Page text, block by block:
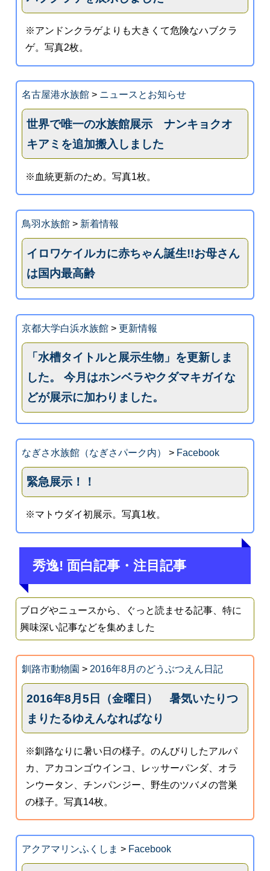
※アンドンクラゲよりも大きくて危険なハブクラ
ゲ。写真2枚。
名古屋港水族館> ニュースとお知らせ
世界で唯一の水族館展示 ナンキョクオ
キアミを追加搬入しました
※血統更新のため。写真1枚。
鳥羽水族館> 新着情報
イロワケイルカに赤ちゃん誕生!!お母さん
は国内最高齢
京都大学白浜水族館> 更新情報
「水槽タイトルと展示生物」を更新しま
した。 今月はホンベラやクダマキガイな
どが展示に加わりました。
なぎさ水族館（なぎさパーク内） > Facebook
緊急展示！！
※マトウダイ初展示。写真1枚。
秀逸! 面白記事・注目記事
ブログやニュースから、ぐっと読ませる記事、特に
興味深い記事などを集めました
釧路市動物園 > 2016年8月のどうぶつえん日記
2016年8月5日（金曜日） 暑気いたりつ
まりたるゆえんなればなり
※釧路なりに暑い日の様子。のんびりしたアルパ
カ、アカコンゴウインコ、レッサーパンダ、オラ
ンウータン、チンパンジー、野生のツバメの営巣
の様子。写真14枚。
アクアマリンふくしま > Facebook